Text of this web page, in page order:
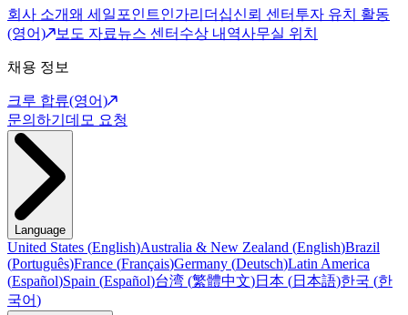
회사 소개왜 세일포인트인가리더십신뢰 센터 투자 유치 활동
(영어)
보도 자료뉴스 센터 수상 내역사무실 위치
채용 정보
크루 합류(영어)
문의하기 데모 요청
Language
United States (English)Australia & New Zealand (English)Brazil
(Português)France (Français)Germany (Deutsch)Latin America
(Español)Spain (Español)台湾 (繁體中文)日本 (日本語)한국 (한
국어)